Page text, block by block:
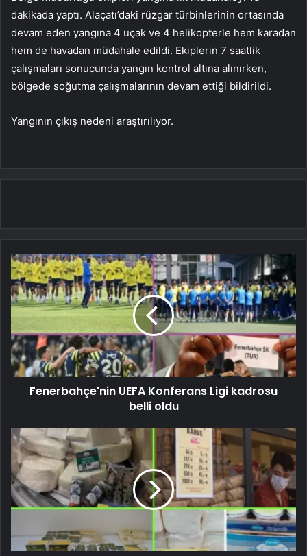
dakikada yaptı. Alaçatı’daki rüzgar türbinlerinin ortasında
devam eden yangına 4 uçak ve 4 helikopterle hem karadan
hem de havadan müdahale edildi. Ekiplerin 7 saatlik
çalışmaları sonucunda yangın kontrol altına alınırken,
bölgede soğutma çalışmalarının devam ettiği bildirildi.
Yangının çıkış nedeni araştırılıyor.
Fenerbahçe'nin UEFA Konferans Ligi kadrosu
belli oldu